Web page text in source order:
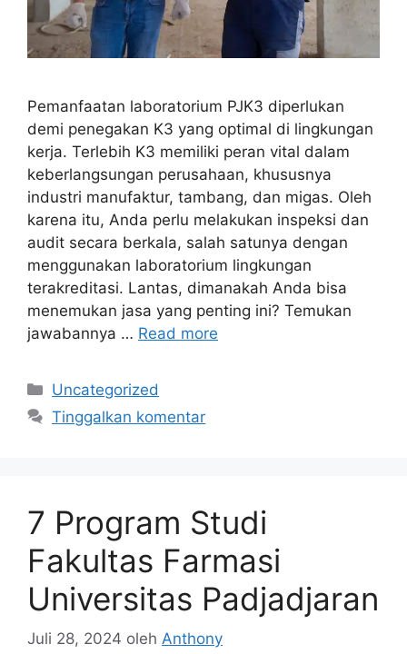
Pemanfaatan laboratorium PJK3 diperlukan
demi penegakan K3 yang optimal di lingkungan
kerja. Terlebih K3 memiliki peran vital dalam
keberlangsungan perusahaan, khususnya
industri manufaktur, tambang, dan migas. Oleh
karena itu, Anda perlu melakukan inspeksi dan
audit secara berkala, salah satunya dengan
menggunakan laboratorium lingkungan
terakreditasi. Lantas, dimanakah Anda bisa
menemukan jasa yang penting ini? Temukan
jawabannya … Read more
Kategori
Uncategorized
Tinggalkan komentar
7 Program Studi
Fakultas Farmasi
Universitas Padjadjaran
Juli 28, 2024 oleh Anthony